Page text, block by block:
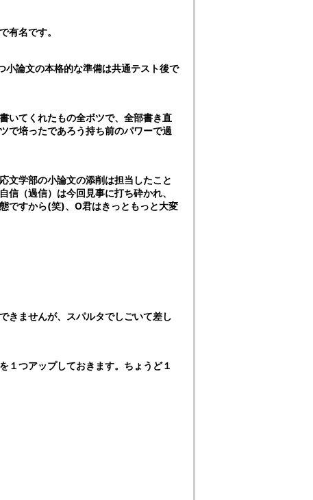
有名です。
論文の本格的な準備は共通テスト後で
いてくれたもの全ボツで、全部書き直
で培ったであろう持ち前のパワーで過
文学部の小論文の添削は担当したこと
（過信）は今回見事に打ち砕かれ、
ですから(笑)、O君はきっともっと大変
きませんが、スパルタでしごいて差し
１つアップしておきます。ちょうど１